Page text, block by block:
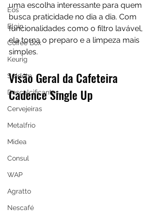
Eos
Elgin
Coffee Box
Keurig
Spidem
Descalcificantes
Cervejeiras
Metalfrio
Midea
Consul
WAP
Agratto
Nescafé
uma escolha interessante para quem
busca praticidade no dia a dia. Com
funcionalidades como o filtro lavável,
ela torna o preparo e a limpeza mais
simples.
Visão Geral da Cafeteira
Cadence Single Up